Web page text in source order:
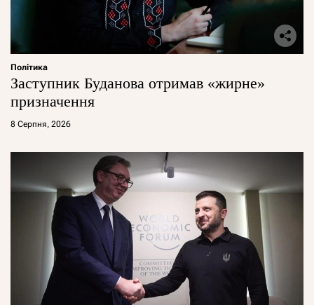
Політика
Заступник Буданова отримав «жирне»
призначення
8 Серпня, 2026